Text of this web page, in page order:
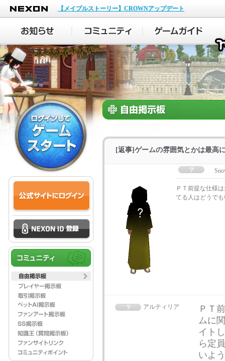
NEXON
【メイプルストーリー】CROWNアップデート
[返事]ゲームの雰囲気とかは最高
ＰＴ前提な仕様
てる人はどうで
アルティリア
ＰＴ
ムに
イト
ら定
いよ